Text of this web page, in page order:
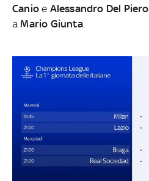
Canio e Alessandro Del Piero
aMario Giunta.